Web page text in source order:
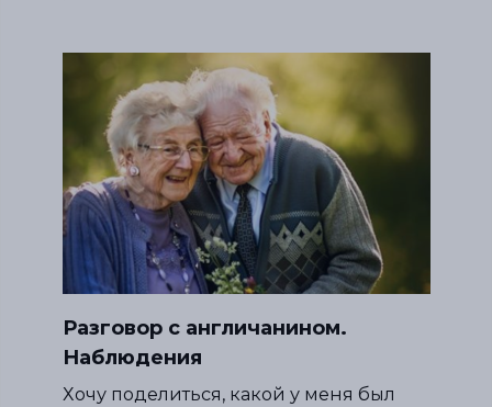
Разговор с англичанином.
Наблюдения
Хочу поделиться, какой у меня был